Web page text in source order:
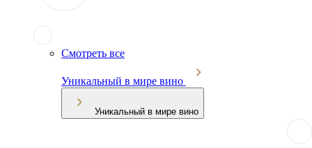
Смотреть все
Уникальный в мире вино
Уникальный в мире вино